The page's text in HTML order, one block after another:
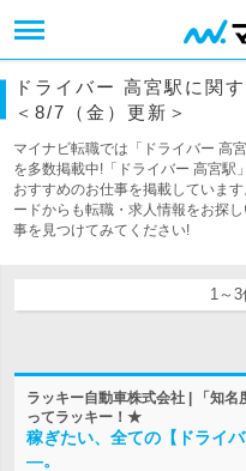
ドライバー 高宮駅に関
＜8/7（金）更新＞
マイナビ転職では「ドライバー 高
を多数掲載中!「ドライバー 高宮駅
おすすめのお仕事を掲載していま
ードからも転職・求人情報をお探
事を見つけてみてください!
1～
ラッキー自動車株式会社 | 「知
ってラッキー！★
稼ぎたい、全ての【ドライ
―。